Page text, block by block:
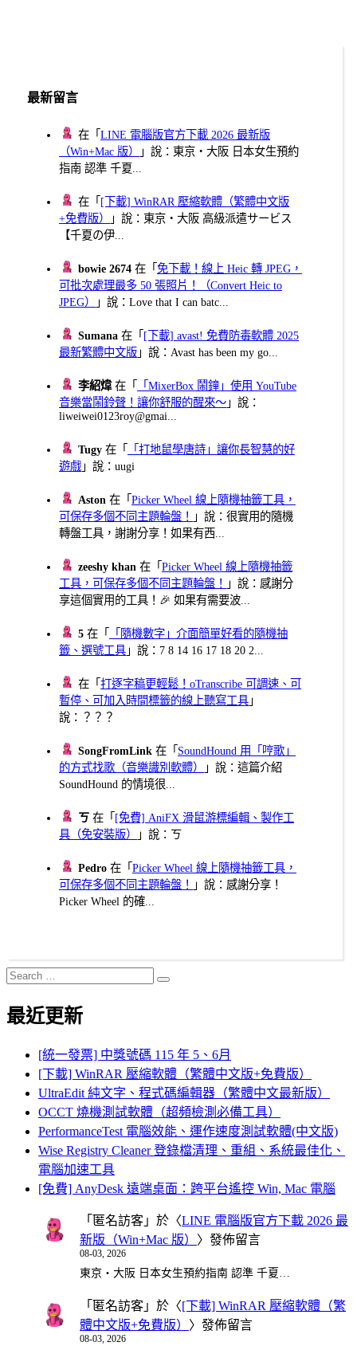
最新留言
在「LINE 電腦版官方下載 2026 最新版
（Win+Mac 版）
」說：東京・大阪 日本女生預約
指南 認準 千夏...
在「 [下載] WinRAR 壓縮軟體（繁體中文版
+免費版）
」說：東京・大阪 高級派遣サービス
【千夏の伊...
bowie 2674 在「免下載！線上 Heic 轉 JPEG，
可批次處理最多 50 張照片！（Convert Heic to
JPEG）
」說：Love that I can batc...
Sumana 在「 [下載] avast! 免費防毒軟體 2025
最新繁體中文版 」說：Avast has been my go...
李紹煒在「
「MixerBox 鬧鐘」使用 YouTube
音樂當鬧鈴聲！讓你舒服的醒來～ 」說：
liweiwei0123roy@gmai...
Tugy 在「
「打地鼠學唐詩」讓你長智慧的好
遊戲 」說：uugi
Aston 在「Picker Wheel 線上隨機抽籤工具，
可保存多個不同主題輪盤！
」說：很實用的隨機
轉盤工具，謝謝分享！如果有西...
zeeshy khan 在「Picker Wheel 線上隨機抽籤
工具，可保存多個不同主題輪盤！
」說：感謝分
享這個實用的工具！🎉 如果有需要波...
5 在「
「隨機數字」介面簡單好看的隨機抽
籤、選號工具 」說：7 8 14 16 17 18 20 2...
在「打逐字稿更輕鬆！oTranscribe 可調速、可
暫停、可加入時間標籤的線上聽寫工具 」
說：？？？
SongFromLink 在「 SoundHound 用「哼歌」
的方式找歌（音樂識別軟體）
」說：這篇介紹
SoundHound 的情境很...
ㄎ 在「 [免費] AniFX 滑鼠游標編輯、製作工
具（免安裝版）
」說：ㄎ
Pedro 在「Picker Wheel 線上隨機抽籤工具，
可保存多個不同主題輪盤！
」說：感謝分享！
Picker Wheel 的確...
Search
for:
Search
最近更新
[統一發票] 中獎號碼 115 年 5、6月
[下載] WinRAR 壓縮軟體（繁體中文版+免費版）
UltraEdit 純文字、程式碼編輯器（繁體中文最新版）
OCCT 燒機測試軟體（超頻檢測必備工具）
PerformanceTest 電腦效能、運作速度測試軟體(中文版)
Wise Registry Cleaner 登錄檔清理、重組、系統最佳化、
電腦加速工具
[免費] AnyDesk 遠端桌面：跨平台遙控 Win, Mac 電腦
「 匿名訪客 」於〈LINE 電腦版官方下載 2026 最
新版（Win+Mac 版） 〉發佈留言
08-03, 2026
東京・大阪 日本女生預約指南 認準 千夏…
「 匿名訪客 」於〈[下載] WinRAR 壓縮軟體（繁
體中文版+免費版） 〉發佈留言
08-03, 2026